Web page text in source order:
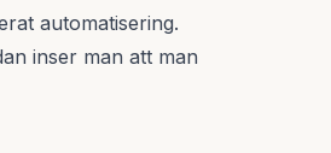
automatisering.
inser man att man